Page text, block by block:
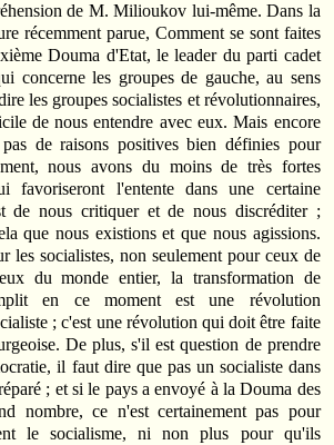
de M. Milioukov lui‑même. Dans la
récemment parue, Comment se sont faites
Douma d'Etat, le leader du parti cadet
concerne les groupes de gauche, au sens
les groupes socialistes et révolutionnaires,
de nous entendre avec eux. Mais encore
de raisons positives bien définies pour
nous avons du moins de très fortes
favoriseront l'entente dans une certaine
de nous critiquer et de nous discréditer ;
que nous existions et que nous agissions.
les socialistes, non seulement pour ceux de
du monde entier, la transformation de
en ce moment est une révolution
; c'est une révolution qui doit être faite
De plus, s'il est question de prendre
il faut dire que pas un socialiste dans
; et si le pays a envoyé à la Douma des
nombre, ce n'est certainement pas pour
le socialisme, ni non plus pour qu'ils